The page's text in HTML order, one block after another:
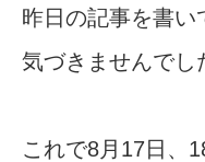
昨日の記事を書い
気づきませんでし
これで8月17日、